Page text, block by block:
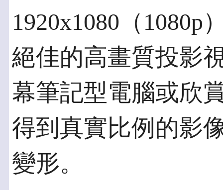
1920x1080（
絕佳的高畫質投影
幕筆記型電腦或欣
得到真實比例的影
變形。